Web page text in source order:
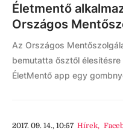
Életmentő
Országos
Az Országos
bemutatta ősztől
ÉletMentő app egy
2017. 09. 14., 10:57 Hírek,